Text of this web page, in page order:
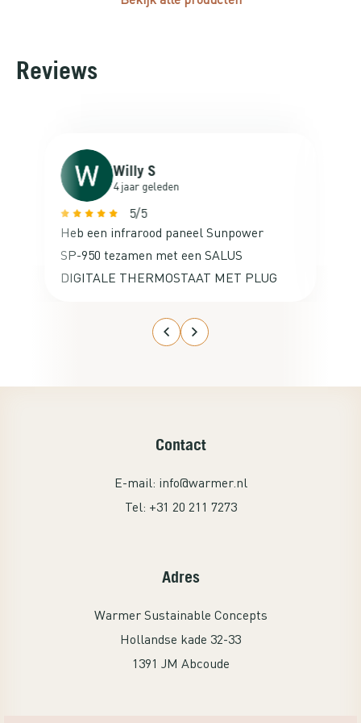
Reviews
Willy S
4 jaar geleden
5/5
Heb een infrarood paneel Sunpower
SP-950 tezamen met een SALUS
DIGITALE THERMOSTAAT MET PLUG
zolder. De aansluiting ervan was
kinderlijk eenvoudig en het werkte
set kopen voor de studeerkamer van
Adres
Warmer Sustainable Concepts
Hollandse kade 32-33
1391 JM Abcoude
Contact
E-mail: info@warmer.nl
Tel: +31 20 211 7273